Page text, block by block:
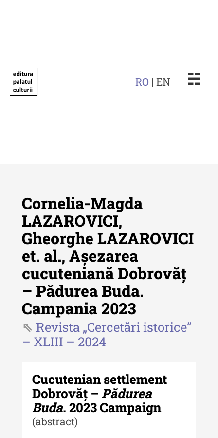
RO | EN ☵
Revista "Cercetări istorice"
Revista "Cercetări istorice" - XLIV
- 2025
Revista "Cercetări istorice" - XLIII
- 2024
Revista "Cercetări istorice" - XLII -
2023
Indexul Complet
Buletinul ”Ioan Neculce” al Muzeului
de Istorie a Moldovei
Buletinul ”Ioan Neculce” al
Muzeului de Istorie a Moldovei -
Cornelia-Magda
LAZAROVICI,
Gheorghe LAZAROVICI
et. al., Așezarea
cucuteniană Dobrovăț
– Pădurea Buda.
Campania 2023
Revista „Cercetări istorice”
– XLIII – 2024
Cucutenian settlement
Dobrovăț – Pădurea
Buda. 2023 Campaign
(abstract)